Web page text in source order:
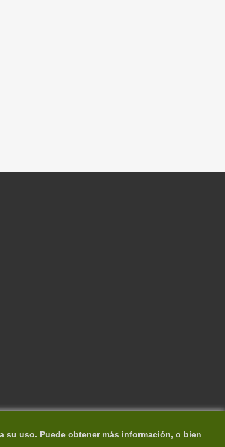
uso. Puede obtener más información, o bien